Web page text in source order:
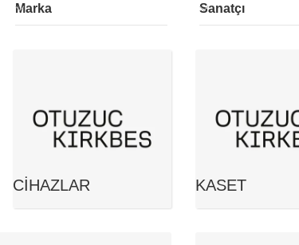
Marka Sanatçı
CIHAZLAR KASET